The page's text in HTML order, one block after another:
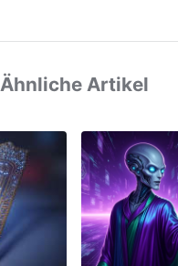
Ähnliche Artikel